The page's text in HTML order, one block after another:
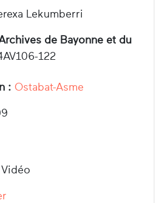
Lekumberri
de Bayonne et du
122
: Ostabat-Asme
Vidéo